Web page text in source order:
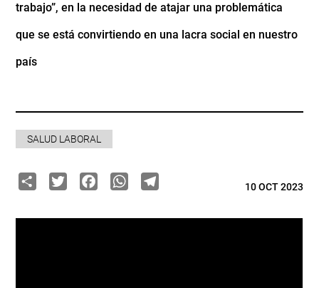
trabajo”, en la necesidad de atajar una problemática
que se está convirtiendo en una lacra social en nuestro
país
SALUD LABORAL
ShareTwitterFacebook
WhatsApp
Telegram10 OCT 2023